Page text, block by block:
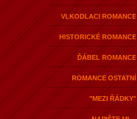
VLKODLACI ROMANCE
HISTORICKÉ ROMANCE
ĎÁBEL ROMANCE
ROMANCE OSTATNÍ
"MEZI ŘÁDKY"